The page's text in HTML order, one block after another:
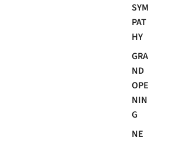
SYM
PAT
HY
GRA
ND
OPE
NIN
G
NE